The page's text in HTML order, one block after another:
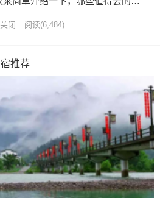
闭 阅读(6,484)
推荐